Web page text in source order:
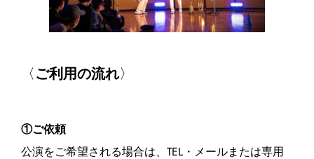
〈 ご利用の流れ〉
①ご依頼
公演をご希望される場合は、TEL・メールまたは専用